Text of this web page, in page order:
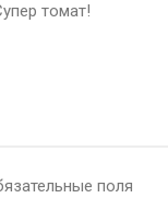
томат!
поля